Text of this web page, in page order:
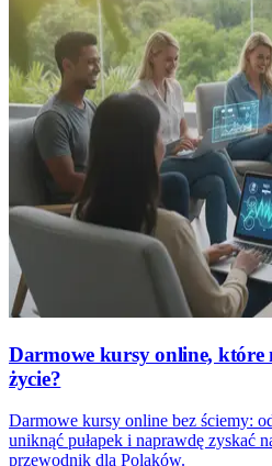
Darmowe kursy online, które
życie?
Darmowe kursy online bez ściemy:
uniknąć pułapek i naprawdę zyskać
przewodnik dla Polaków.